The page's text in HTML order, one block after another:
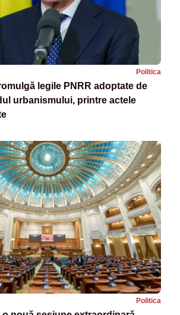
Politica
legile PNRR adoptate de
urbanismului, printre actele
Politica